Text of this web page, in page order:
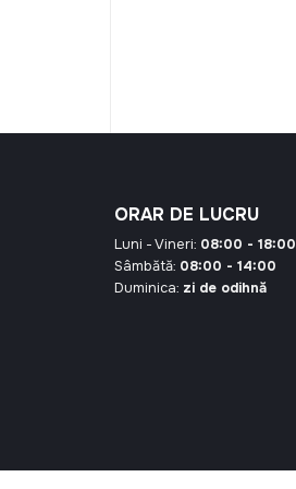
ORAR DE LUCRU
Luni - Vineri: 08:00 - 18:00
Sâmbătă: 08:00 - 14:00
Duminica: zi de odihnă